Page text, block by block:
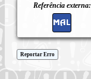
Referência externa:
Reportar Erro